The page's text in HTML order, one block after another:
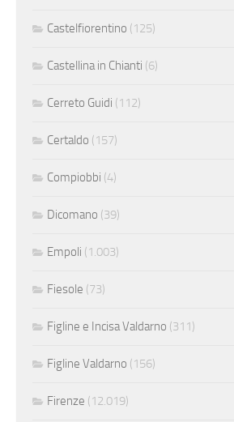
Castelfiorentino (125)
Castellina in Chianti (6)
Cerreto Guidi (112)
Certaldo (157)
Compiobbi (4)
Dicomano (39)
Empoli (1.003)
Fiesole (73)
Figline e Incisa Valdarno (311)
Figline Valdarno (156)
Firenze (12.019)